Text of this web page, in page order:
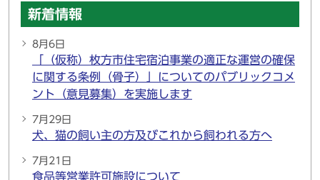
新着情報
8月6日
「（仮称）枚方市住宅宿泊事業の適正な運営の確保
に関する条例（骨子）」についてのパブリックコメ
ント（意見募集）を実施します
7月29日
犬、猫の飼い主の方及びこれから飼われる方へ
7月21日
食品等営業許可施設について